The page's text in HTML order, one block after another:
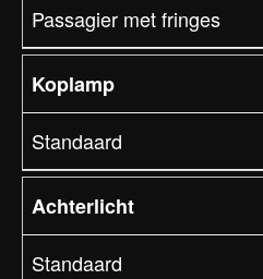
Passagier met fringes
Koplamp
Standaard
Achterlicht
Standaard